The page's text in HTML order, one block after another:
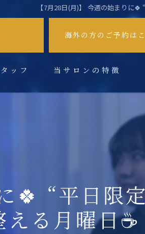
【7月28日(月)】 今週の始まりに
海外の方のご予約は
ッフ 当サロンの特徴
ドライヘッドスパ
🍀 “平日限
る月曜日☕